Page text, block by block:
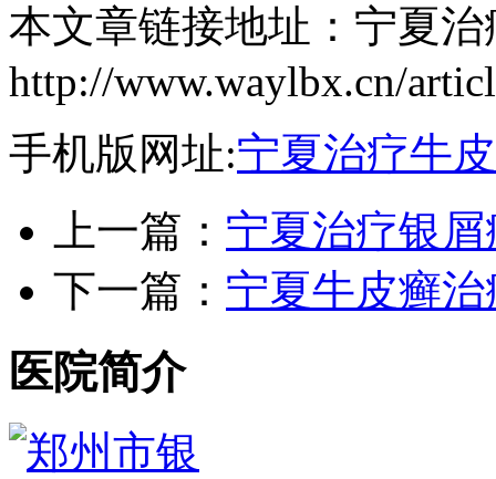
本文章链接地址：宁夏
http://www.waylbx.cn/
手机版网址:宁夏治疗牛
上一篇： 宁夏治疗银
下一篇： 宁夏牛皮癣
医院简介